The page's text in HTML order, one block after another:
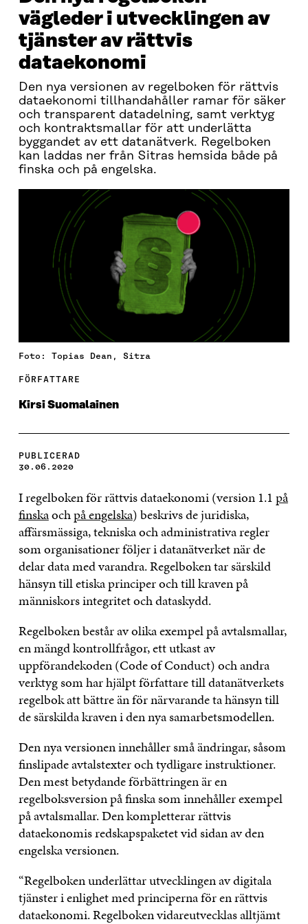
vägleder i utvecklingen av
tjänster av rättvis
dataekonomi
Den nya versionen av regelboken för rättvis
dataekonomi tillhandahåller ramar för säker
och transparent datadelning, samt verktyg
och kontraktsmallar för att underlätta
byggandet av ett datanätverk. Regelboken
kan laddas ner från Sitras hemsida både på
finska och på engelska.
Foto: Topias Dean, Sitra
FÖRFATTARE
Kirsi Suomalainen
PUBLICERAD
30.06.2020
I regelboken för rättvis dataekonomi (version 1.1på
finskaochpå engelska) beskrivs de juridiska,
affärsmässiga, tekniska och administrativa regler
som organisationer följer i datanätverket när de
delar data med varandra. Regelboken tar särskild
hänsyn till etiska principer och till kraven på
människors integritet och dataskydd.
Regelboken består av olika exempel på avtalsmallar,
en mängd kontrollfrågor, ett utkast av
uppförandekoden (Code of Conduct) och andra
verktyg som har hjälpt författare till datanätverkets
regelbok att bättre än för närvarande ta hänsyn till
de särskilda kraven i den nya samarbetsmodellen.
Den nya versionen innehåller små ändringar, såsom
finslipade avtalstexter och tydligare instruktioner.
Den mest betydande förbättringen är en
regelboksversion på finska som innehåller exempel
på avtalsmallar. Den kompletterar rättvis
dataekonomis redskapspaketet vid sidan av den
engelska versionen.
“Regelboken underlättar utvecklingen av digitala
tjänster i enlighet med principerna för en rättvis
dataekonomi. Regelboken vidareutvecklas alltjämt